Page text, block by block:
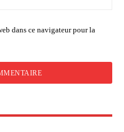
dans ce navigateur pour la